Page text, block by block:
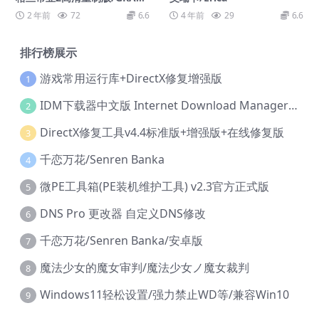
DIA II HD Remaster
2 年前 72 6.6 4 年前 29 6.6
排行榜展示
1 游戏常用运行库+DirectX修复增强版
2 IDM下载器中文版 Internet Download Manager v6.42.36 IDM
3 DirectX修复工具v4.4标准版+增强版+在线修复版
4 千恋万花/Senren Banka
5 微PE工具箱(PE装机维护工具) v2.3官方正式版
6 DNS Pro 更改器 自定义DNS修改
7 千恋万花/Senren Banka/安卓版
8 魔法少女的魔女审判/魔法少女ノ魔女裁判
9 Windows11轻松设置/强力禁止WD等/兼容Win10